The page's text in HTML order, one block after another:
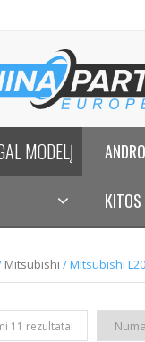
MODELĮ
KITOS
Mitsubishi / Mitsubishi
11 rezultatai